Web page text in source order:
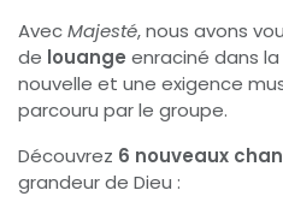
AvecMajesté, nous avons
de louange enraciné dans
nouvelle et une exigence
parcouru par le groupe.
Découvrez 6 nouveaux
grandeur de Dieu :